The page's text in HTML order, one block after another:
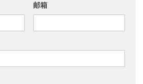
邮箱